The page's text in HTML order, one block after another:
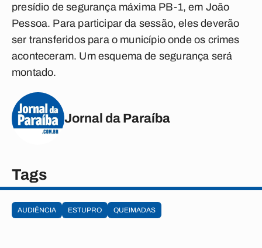
presídio de segurança máxima PB-1, em João
Pessoa. Para participar da sessão, eles deverão
ser transferidos para o município onde os crimes
aconteceram. Um esquema de segurança será
montado.
Jornal da Paraíba
Tags
AUDIÊNCIA ESTUPRO QUEIMADAS